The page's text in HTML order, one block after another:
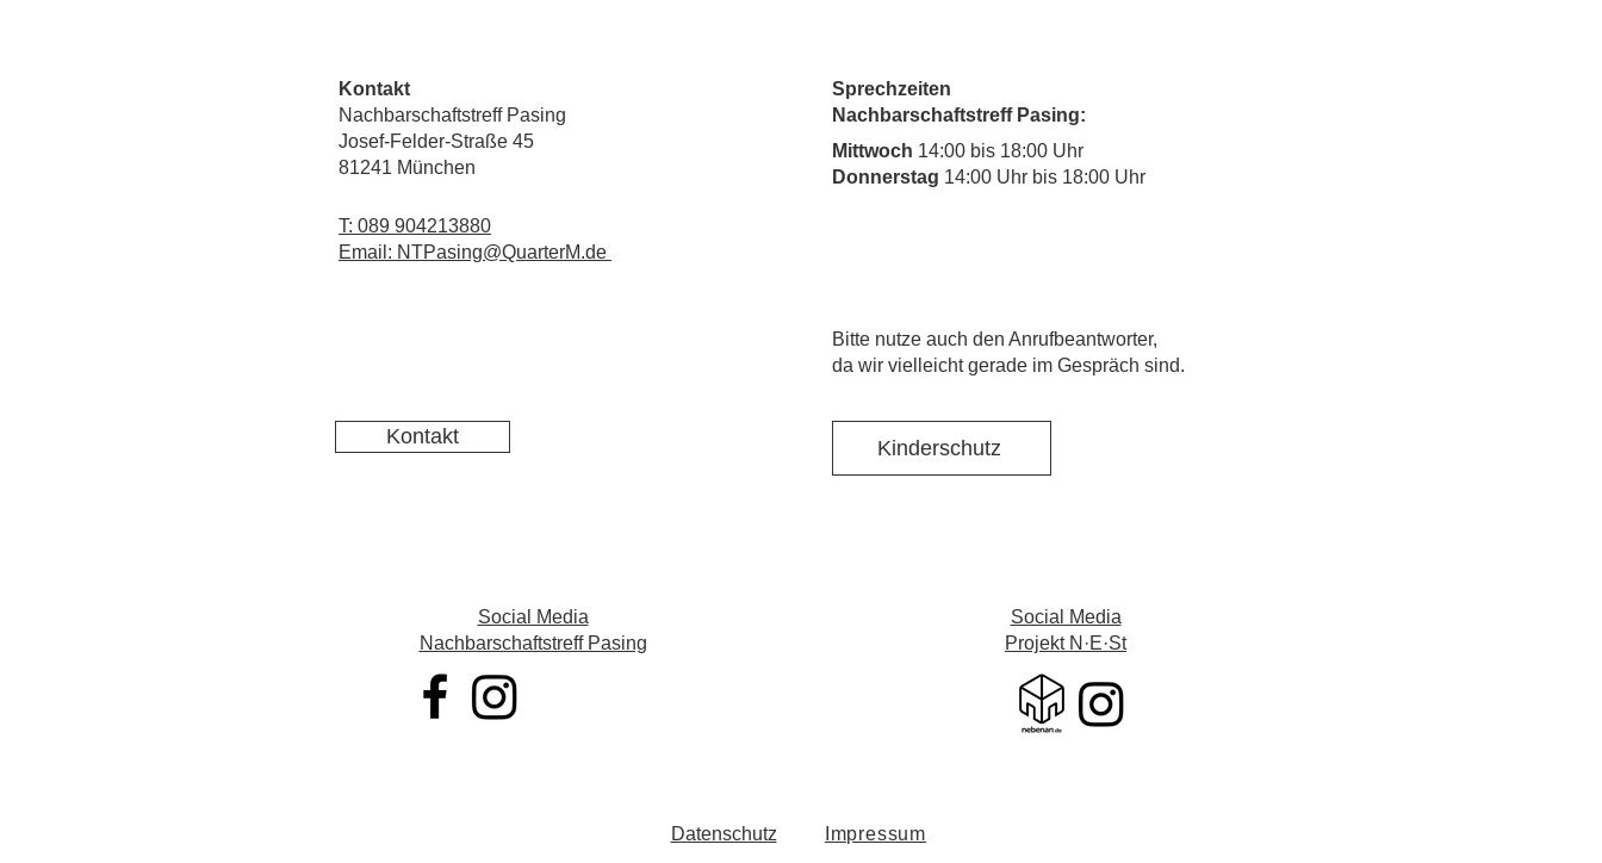
Kontakt
Nachbarschaftstreff Pasing
Josef-Felder-Straße 45
81241 München
T: 089 904213880
Email: NTPasing@QuarterM.de
Kontakt
Sprechzeiten
Nachbarschaftstreff Pasing:
Mittwoch 14:00 bis 18:00 Uhr
Donnerstag 14:00 Uhr bis 18:00 Uhr
​Bitte nutze auch den Anrufbeantworter,
da wir vielleicht gerade im Gespräch sind.
Kinderschutz
Social Media
Nachbarschaftstreff Pasing
Social Media
Projekt N·E·St
Datenschutz Impressum